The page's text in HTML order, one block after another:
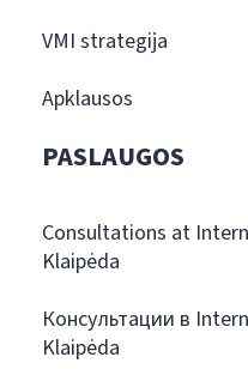
VMI strategija
Apklausos
PASLAUGOS
Consultations at
Klaipėda
Консультации в
Klaipėda